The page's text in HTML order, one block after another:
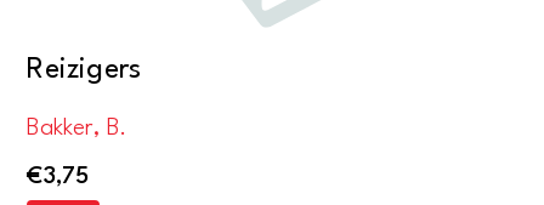
Reizigers
Bakker, B.
€3,75